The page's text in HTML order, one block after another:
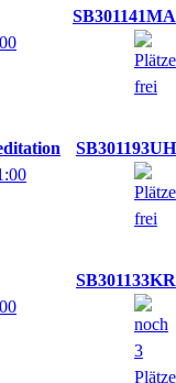
SB301141MA
SB301193UH
SB301133KR